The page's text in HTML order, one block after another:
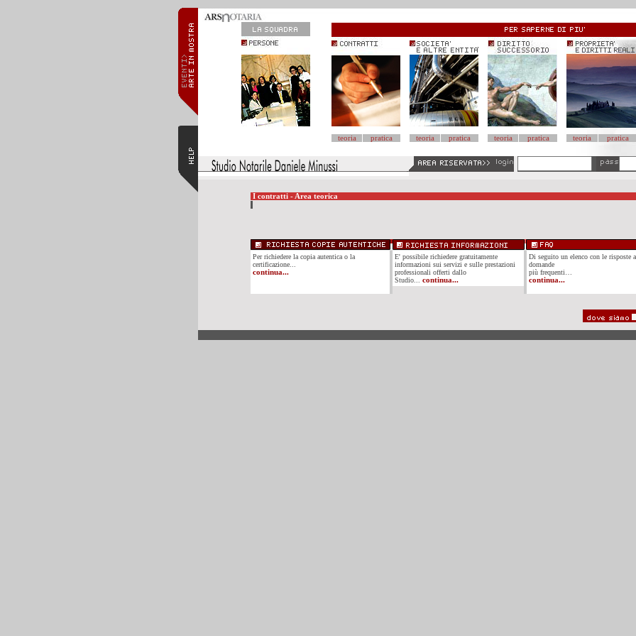
teoria pratica teoria pratica teoria pratica teoria pratica
I contratti - Area teorica
Per richiedere la copia autentica o la
certificazione...
continua...
E' possibile richiedere gratuitamente
informazioni sui servizi e sulle prestazioni
professionali offerti dallo
Studio... continua...
Di seguito un elenco con le risposte
domande
più frequenti…
continua...